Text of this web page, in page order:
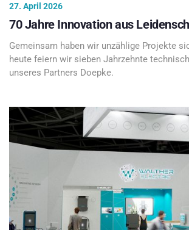
27. April 2026
70 Jahre Innovation aus
Gemeinsam haben wir unzählige Projekte
heute feiern wir sieben Jahrzehnte
unseres Partners Doepke.